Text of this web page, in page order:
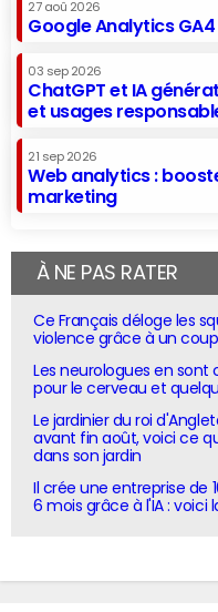
27 aoû 2026
Google Analytics GA4
03 sep 2026
ChatGPT et IA
et usages
21 sep 2026
Web analytics :
marketing
À NE PAS RATER
Ce Français déloge les
violence grâce à un
Les neurologues en
pour le cerveau et
Le jardinier du roi
avant fin août, voici ce
dans son jardin
Il crée une entreprise de
6 mois grâce à l'IA : voici